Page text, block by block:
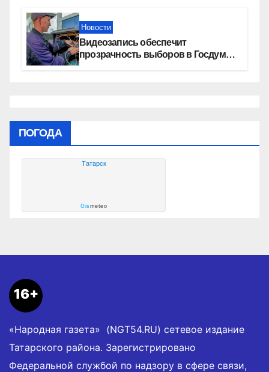
Новости
Видеозапись обеспечит
прозрачность выборов в Госдуму
ПОГОДА
Татарск
Gismeteo
16+
«Народная газета» (NGT54.RU) сетевое издание
Татарского района. Зарегистрировано
Федеральной службой по надзору в сфере связи,